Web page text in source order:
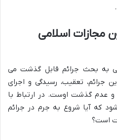
ماده ۱۰۴ قانون مجازات اسلامی
اسلامی به بحث جرائم قابل گذشت می
جرائم، تعقیب، رسیدگی و اجرای
عدم گذشت اوست. در ارتباط با
می شود که آیا شروع به جرم در جرائم
است؟